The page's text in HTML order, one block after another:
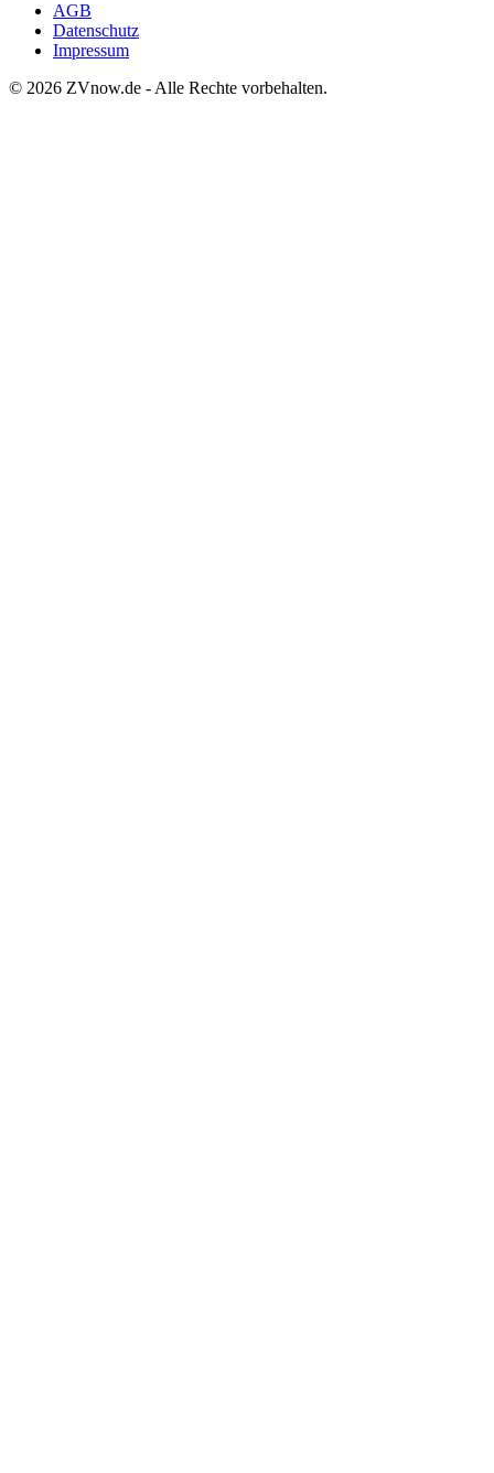
AGB
Datenschutz
Impressum
© 2026 ZVnow.de - Alle Rechte vorbehalten.